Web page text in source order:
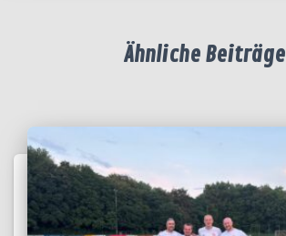
Ähnliche Beiträge